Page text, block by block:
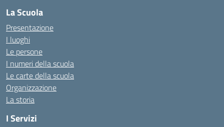
La Scuola
Presentazione
I luoghi
Le persone
I numeri della scuola
Le carte della scuola
Organizzazione
La storia
I Servizi